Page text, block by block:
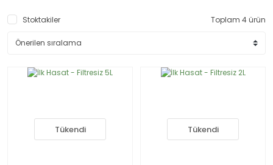
Stoktakiler Toplam 4 ürün
Tükendi Tükendi